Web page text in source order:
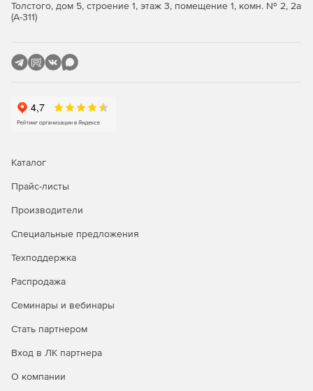
битного алгоритма AES (Advanced Encryption Standard)
Непрерывная фоновая проверка дедуплицированных
блоков обеспечивает отличную защиту от возможной
Автоматический перенос архивных данных из
высокопроизводительных хранилищ первого порядка
серверы.
Удобный проводник архивных хранилищ поможет
как отдельных файлов из резервного образа, так и
целых машин.
Специальный режим восстановления почтовых
безопасность для уже существующих писем.
способ обработки данных на уровне файлов и блоков
Толстого, дом 5, строение 1, этаж 3, помещение 1, комн. № 2, 2а
(А-311)
Каталог
Прайс-листы
Производители
Специальные предложения
Техподдержка
Распродажа
Семинары и вебинары
Стать партнером
Вход в ЛК партнера
О компании